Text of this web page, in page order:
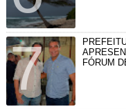
FÓRUM